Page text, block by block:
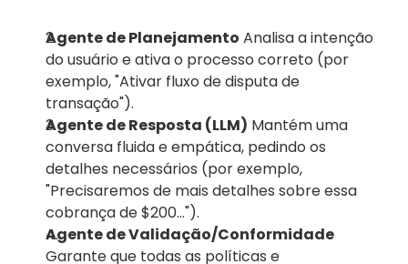
Agente de Planejamento Analisa a intenção
do usuário e ativa o processo correto (por
exemplo, "Ativar fluxo de disputa de
transação").
Agente de Resposta (LLM) Mantém uma
conversa fluida e empática, pedindo os
detalhes necessários (por exemplo,
"Precisaremos de mais detalhes sobre essa
cobrança de $200...").
Agente de Validação/Conformidade
Garante que todas as políticas e